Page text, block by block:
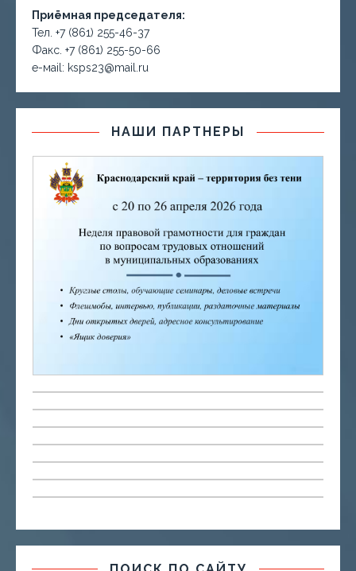
Приёмная председателя:
Тел. +7 (861) 255-46-37
Факс. +7 (861) 255-50-66
е-маil: ksps23@mail.ru
НАШИ ПАРТНЕРЫ